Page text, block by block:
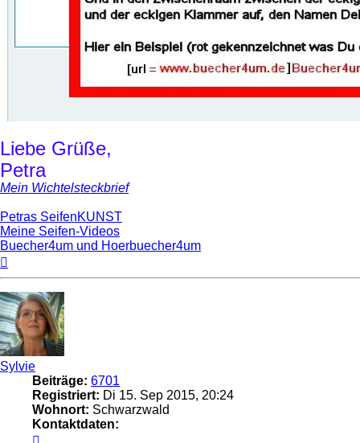
Liebe Grüße,
Petra
Mein Wichtelsteckbrief
Petras SeifenKUNST
Meine Seifen-Videos
Buecher4um und Hoerbuecher4um
Sylvie
Beiträge: 6701
Registriert: Di 15. Sep 2015, 20:24
Wohnort: Schwarzwald
Kontaktdaten: